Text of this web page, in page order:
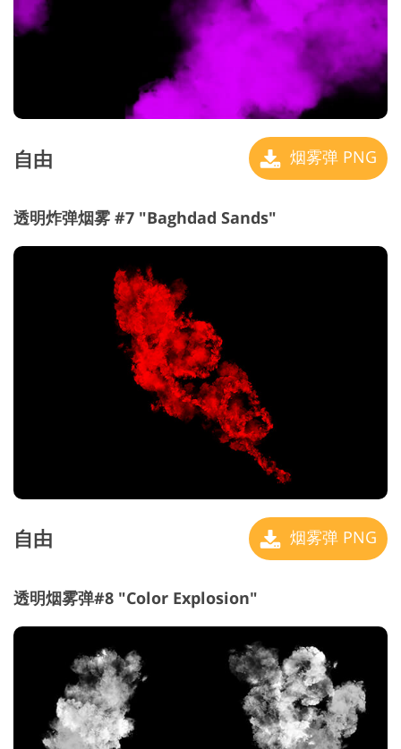
自由 烟雾弹 PNG
透明炸弹烟雾 #7 "Baghdad Sands"
自由 烟雾弹 PNG
透明烟雾弹#8 "Color Explosion"